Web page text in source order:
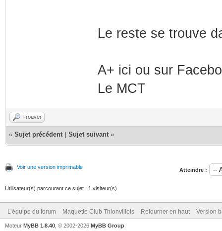
Le reste se trouve
A+ ici ou sur
Le MCT
Trouver
« Sujet précédent Sujet suivant »
Voir une version imprimable Atteindre :
Utilisateur(s) parcourant ce sujet : 1 visiteur(s)
L’équipe du forum Maquette Club Thionvillois Retourner en haut Version
Moteur MyBB 1.8.40 , © 2002-2026 MyBB Group